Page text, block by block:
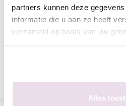
partners kunnen deze
informatie die u aan ze heeft
verzameld op basis van uw
Alles
Specificaties